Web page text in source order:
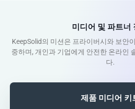
미디어 및 파트너
KeepSolid의 미션은 프라이버시와 보안
중하며, 개인과 기업에게 안전한 온라인
다.
제품 미디어 키